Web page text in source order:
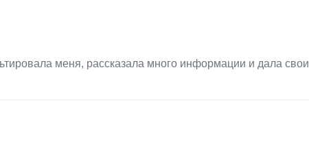
меня, рассказала много информации и дала свои